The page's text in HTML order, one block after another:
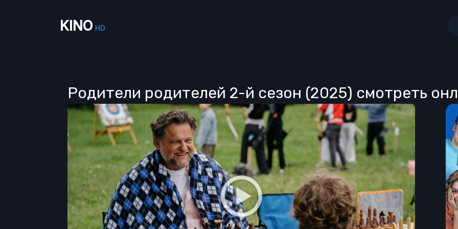
KINO HD
Родители родителей 2-й сезон (2025) смотреть